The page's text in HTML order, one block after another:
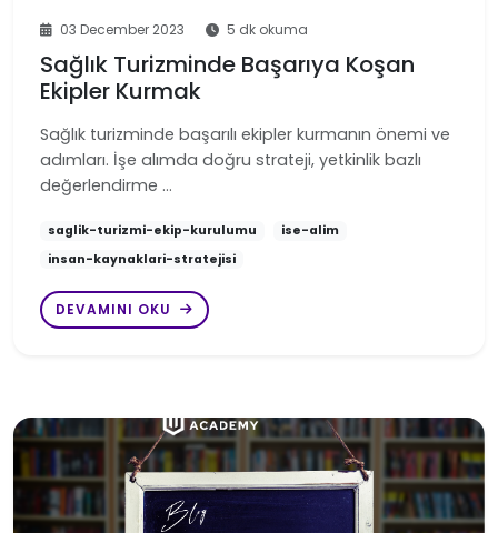
03 December 2023 5 dk okuma
Sağlık Turizminde Başarıya Koşan
Ekipler Kurmak
Sağlık turizminde başarılı ekipler kurmanın önemi ve
adımları. İşe alımda doğru strateji, yetkinlik bazlı
değerlendirme …
saglik-turizmi-ekip-kurulumu
ise-alim
insan-kaynaklari-stratejisi
DEVAMINI OKU